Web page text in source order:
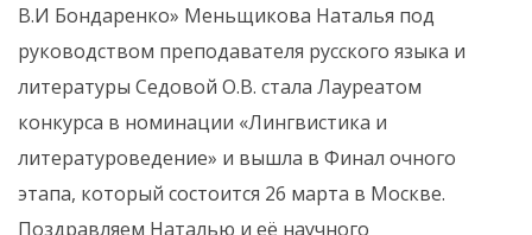
В.И Бондаренко» Меньщикова Наталья под
руководством преподавателя русского языка и
литературы Седовой О.В. стала Лауреатом
конкурса в номинации «Лингвистика и
литературоведение» и вышла в Финал очного
этапа, который состоится 26 марта в Москве.
Поздравляем Наталью и её научного